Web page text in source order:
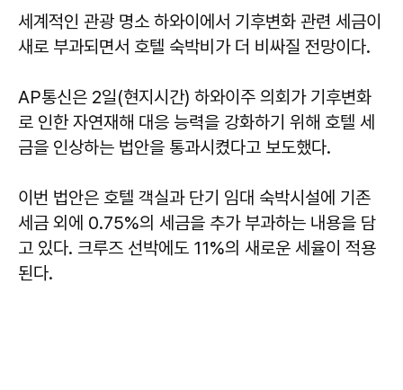
세계적인 관광 명소 하와이에서 기후변화 관련 세금이
새로 부과되면서 호텔 숙박비가 더 비싸질 전망이다.
AP통신은 2일(현지시간) 하와이주 의회가 기후변화
로 인한 자연재해 대응 능력을 강화하기 위해 호텔 세
금을 인상하는 법안을 통과시켰다고 보도했다.
이번 법안은 호텔 객실과 단기 임대 숙박시설에 기존
세금 외에 0.75%의 세금을 추가 부과하는 내용을 담
고 있다. 크루즈 선박에도 11%의 새로운 세율이 적용
된다.